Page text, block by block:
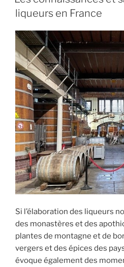
liqueurs en France
Si l’élaboration des liqueurs
des monastères et des
plantes de montagne et de
vergers et des épices des
évoque également des